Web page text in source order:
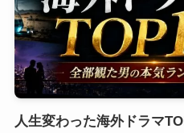
人生変わった海外ドラマ